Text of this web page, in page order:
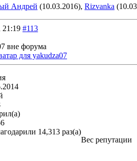
Андрей (10.03.2016), Rizvanka
21:19 #113
14,313 раз(а)
Вес репутации